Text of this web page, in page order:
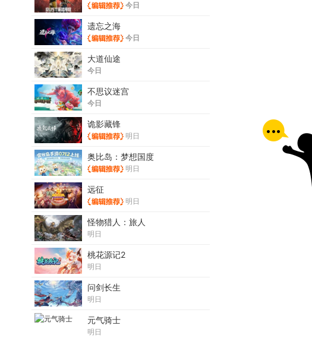
今日
遗忘之海
今日
大道仙途
今日
不思议迷宫
今日
诡影藏锋
明日
奥比岛：梦想国度
明日
远征
明日
怪物猎人：旅人
明日
桃花源记2
明日
问剑长生
明日
元气骑士
明日